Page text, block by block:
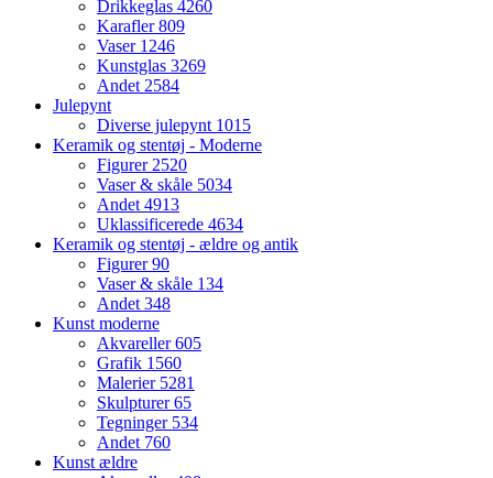
Drikkeglas 4260
Karafler809
Vaser 1246
Kunstglas 3269
Andet 2584
Julepynt
Diverse julepynt 1015
Keramik og stentøj - Moderne
Figurer 2520
Vaser & skåle 5034
Andet 4913
Uklassificerede 4634
Keramik og stentøj - ældre og antik
Figurer90
Vaser & skåle 134
Andet 348
Kunst moderne
Akvareller605
Grafik 1560
Malerier 5281
Skulpturer65
Tegninger 534
Andet 760
Kunst ældre